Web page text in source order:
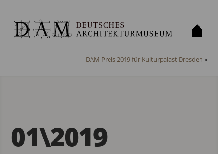
DAM Preis 2019 für Kulturpalast Dresden »
01\2019